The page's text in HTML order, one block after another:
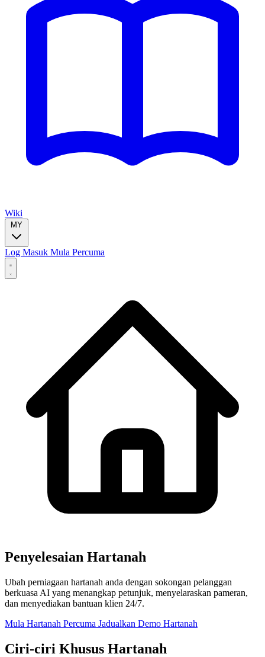
Wiki
MY
Log Masuk Mula Percuma
Penyelesaian Hartanah
Ubah perniagaan hartanah anda dengan sokongan pelanggan
berkuasa AI yang menangkap petunjuk, menyelaraskan pameran,
dan menyediakan bantuan klien 24/7.
Mula Hartanah Percuma Jadualkan Demo Hartanah
Ciri-ciri Khusus Hartanah